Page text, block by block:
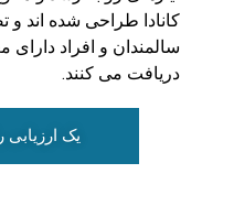
کانادا طراحی شده اند و
سالمندان و افراد
دریافت می کنند.
یک ارزیابی